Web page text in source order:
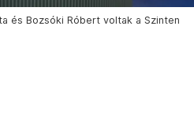
és Bozsóki Róbert voltak a Szinten